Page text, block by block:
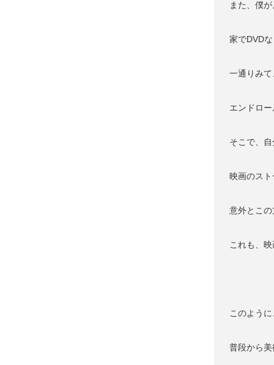
また、僕
家でDVD
一通りみ
エンドロ
そこで、
映画のス
意外とこ
これも、
このよう
普段から